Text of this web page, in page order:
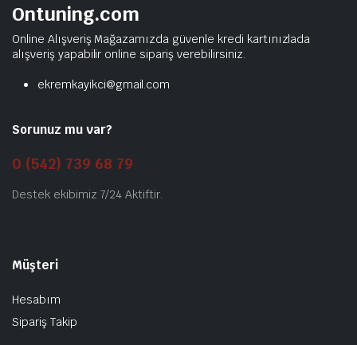
Ontuning.com
Online Alışveriş Mağazamızda güvenle kredi kartınızlada
alışveriş yapabilir online sipariş verebilirsiniz.
ekremkayikci@gmail.com
Sorunuz mu var?
0 (542) 739 68 79
Destek ekibimiz 7/24 Aktiftir.
Müşteri
Hesabım
Sipariş Takip